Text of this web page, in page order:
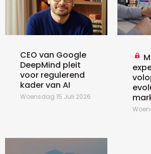
CEO van Google
DeepMind pleit
voor regulerend
kader van AI
Woensdag 15 Juli 2026